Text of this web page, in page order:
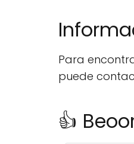
Para
puede
👍